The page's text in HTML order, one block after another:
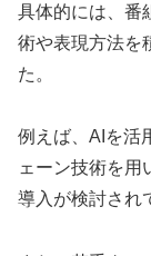
具体的には、番
術や表現方法を
た。
例えば、AIを活
ェーン技術を用
導入が検討され